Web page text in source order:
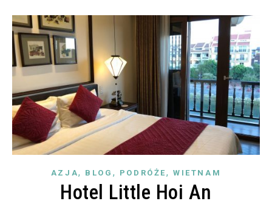
AZJA, BLOG , PODRÓŻE , WIETNAM
Hotel Little Hoi An